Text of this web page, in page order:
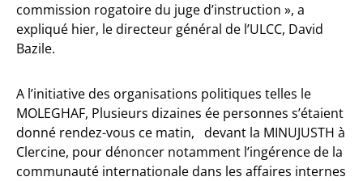
commission rogatoire du juge d’instruction », a
expliqué hier, le directeur général de l’ULCC, David
Bazile.
A l’initiative des organisations politiques telles le
MOLEGHAF, Plusieurs dizaines ée personnes s’étaient
donné rendez-vous ce matin, devant la MINUJUSTH à
Clercine, pour dénoncer notamment l’ingérence de la
communauté internationale dans les affaires internes